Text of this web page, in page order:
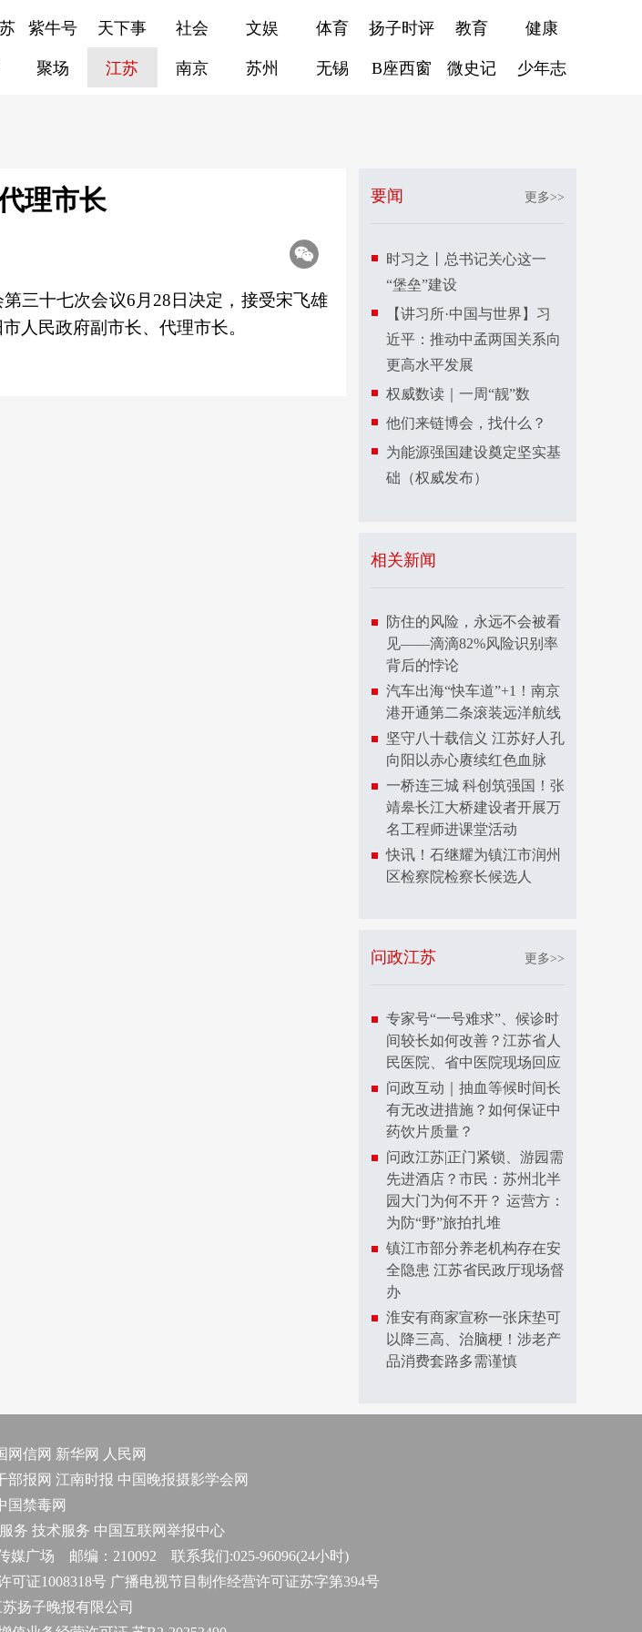
紫牛号 天下事 社会 文娱 体育 扬子时评 教育 健康
聚场 江苏 南京 苏州 无锡 B座西窗 微史记 少年志
理市长
三十七次会议6月28日决定，接受宋飞雄
人民政府副市长、代理市长。
要闻 更多>>
时习之丨总书记关心这一
“堡垒”建设
【讲习所·中国与世界】习
近平：推动中孟两国关系向
更高水平发展
权威数读｜一周“靓”数
他们来链博会，找什么？
为能源强国建设奠定坚实基
础（权威发布）
相关新闻
防住的风险，永远不会被看
见——滴滴82%风险识别率
背后的悖论
汽车出海“快车道”+1！南京
港开通第二条滚装远洋航线
坚守八十载信义 江苏好人孔
向阳以赤心赓续红色血脉
一桥连三城 科创筑强国！张
靖皋长江大桥建设者开展万
名工程师进课堂活动
快讯！石继耀为镇江市润州
区检察院检察长候选人
问政江苏 更多>>
专家号“一号难求”、候诊时
间较长如何改善？江苏省人
民医院、省中医院现场回应
问政互动｜抽血等候时间长
有无改进措施？如何保证中
药饮片质量？
问政江苏|正门紧锁、游园需
先进酒店？市民：苏州北半
园大门为何不开？ 运营方：
为防“野”旅拍扎堆
镇江市部分养老机构存在安
全隐患 江苏省民政厅现场督
办
淮安有商家宣称一张床垫可
以降三高、治脑梗！涉老产
品消费套路多需谨慎
网信网 新华网
人民网
部报网 江南时报 中国晚报摄影学会网
国禁毒网
务 技术服务 中国互联网举报中心
媒广场 邮编：210092 联系我们:025-96096(24小时)
可证1008318号 广播电视节目制作经营许可证苏字第394号
扬子晚报有限公司